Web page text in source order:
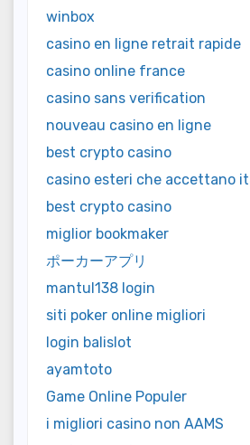
winbox
casino en ligne retrait rapide
casino online france
casino sans verification
nouveau casino en ligne
best crypto casino
casino esteri che accettano
best crypto casino
miglior bookmaker
ポーカーアプリ
mantul138 login
siti poker online migliori
login balislot
ayamtoto
Game Online Populer
i migliori casino non AAMS